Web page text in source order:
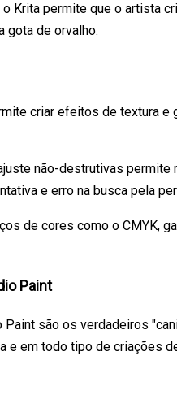
Krita permite que o artista
gota de orvalho.
criar efeitos de textura e
não-destrutivas permite
e erro na busca pela
de cores como o CMYK,
Paint
são os verdadeiros
e em todo tipo de criações